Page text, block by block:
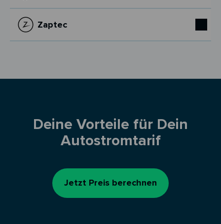
Zaptec
Deine Vorteile für Dein
Autostromtarif
Jetzt Preis berechnen